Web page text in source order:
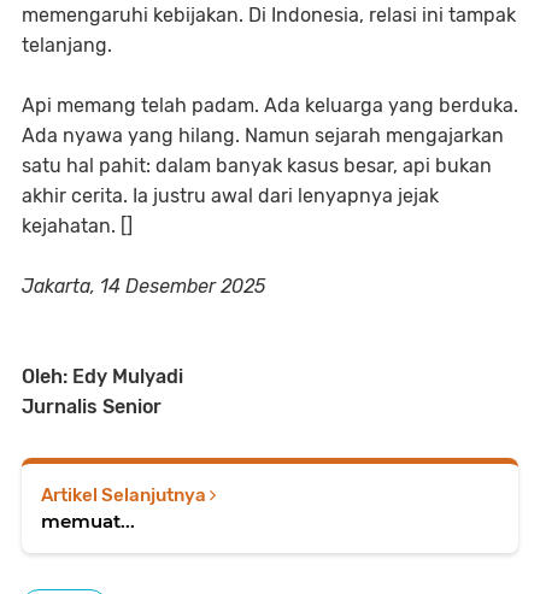
memengaruhi kebijakan. Di Indonesia, relasi ini tampak
telanjang.
Api memang telah padam. Ada keluarga yang berduka.
Ada nyawa yang hilang. Namun sejarah mengajarkan
satu hal pahit: dalam banyak kasus besar, api bukan
akhir cerita. Ia justru awal dari lenyapnya jejak
kejahatan. []
Jakarta, 14 Desember 2025
Oleh: Edy Mulyadi
Jurnalis Senior
Artikel Selanjutnya
memuat...